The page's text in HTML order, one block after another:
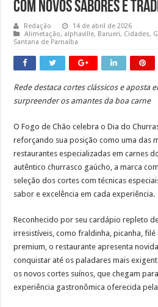
com novos sabores e
Redação
14 de abril de 2026
Alimetação, alphaville, Barueri, Cidades,
Santana de Parnaíba
Rede destaca cortes clássicos e aposta
surpreender os amantes da boa carne
O Fogo de Chão celebra o Dia do
reforçando sua posição como uma das
restaurantes especializadas em carnes
autêntico churrasco gaúcho, a marca
seleção dos cortes com técnicas
sabor e excelência em cada experiência.
Reconhecido por seu cardápio repleto
irresistíveis, como fraldinha, picanha,
premium, o restaurante apresenta
conquistar até os paladares mais
os novos cortes suínos, que chegam
experiência gastronômica oferecida